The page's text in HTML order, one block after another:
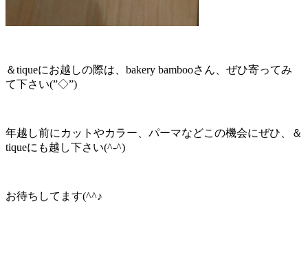
＆tiqueにお越しの際は、bakery bambooさん、ぜひ寄ってみ
て下さい(”◇”)ゞ
年越し前にカットやカラー、パーマなどこの機会にぜひ、＆
tiqueにも越し下さい(^-^)
お待ちしてます(^^♪